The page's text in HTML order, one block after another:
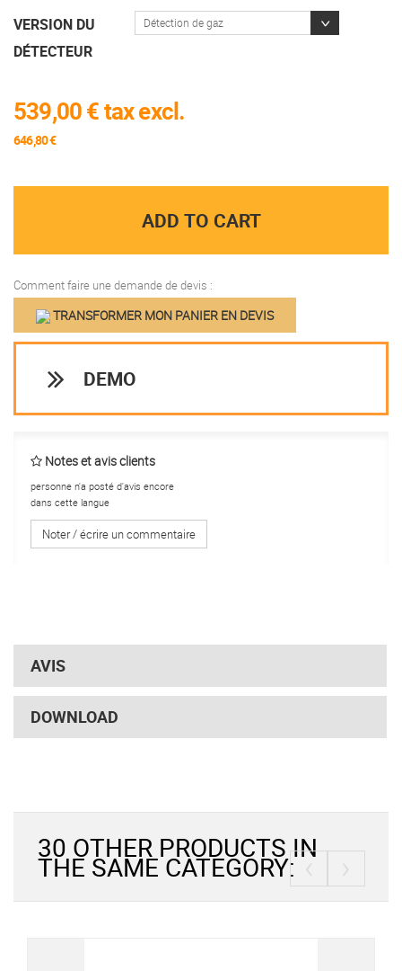
VERSION DU
DÉTECTEUR
Détection de gaz
539,00 €tax excl.
646,80 €
ADD TO CART
Comment faire une demande de devis :
TRANSFORMER MON PANIER EN DEVIS
DEMO
Notes et avis clients
personne n'a posté d'avis encore
dans cette langue
Noter / écrire un commentaire
AVIS
DOWNLOAD
30 OTHER PRODUCTS IN
THE SAME CATEGORY: ‹ ›